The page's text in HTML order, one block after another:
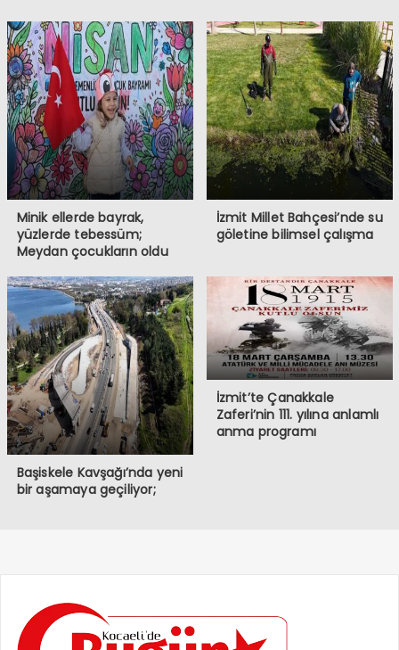
Minik ellerde bayrak,
yüzlerde tebessüm;
Meydan çocukların oldu
İzmit Millet Bahçesi’nde su
göletine bilimsel çalışma
Başiskele Kavşağı’nda yeni
bir aşamaya geçiliyor;
İzmit’te Çanakkale
Zaferi’nin 111. yılına anlamlı
anma programı